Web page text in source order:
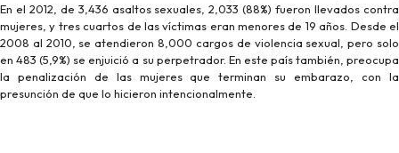
En el 2012, de 3,436 asaltos sexuales, 2,033 (88%) fueron llevados contra
mujeres, y tres cuartos de las víctimas eran menores de 19 años. Desde el
2008 al 2010, se atendieron 8,000 cargos de violencia sexual, pero solo
en 483 (5,9%) se enjuició a su perpetrador. En este país también, preocupa
la penalización de las mujeres que terminan su embarazo, con la
presunción de que lo hicieron intencionalmente.